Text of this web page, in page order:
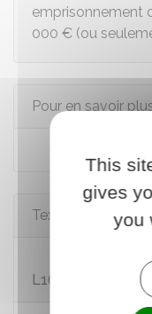
emprisonnement
000 € (ou
Pour en savoir
Textes de
Code de la
L160-7
This
gives
you